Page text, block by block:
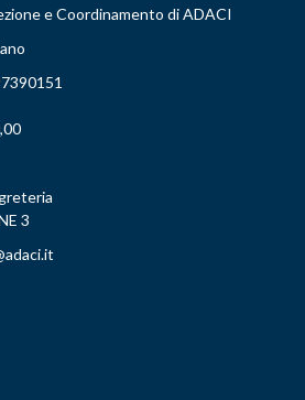
e Coordinamento di ADACI
3